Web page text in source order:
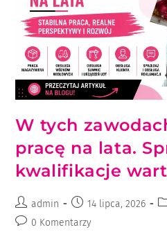
W tych
pracę na lata.
kwalifikacje
admin 14 lipca, 2026
0 Komentarzy